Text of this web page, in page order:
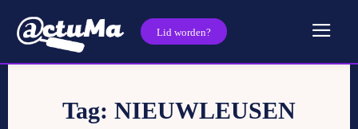
Lid worden?
Tag: NIEUWLEUSEN